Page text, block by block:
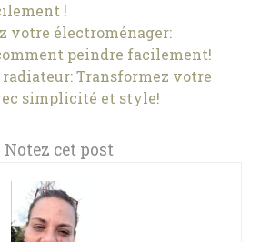
!
votre électroménager:
peindre facilement!
Transformez votre
simplicité et style!
Notez cet post